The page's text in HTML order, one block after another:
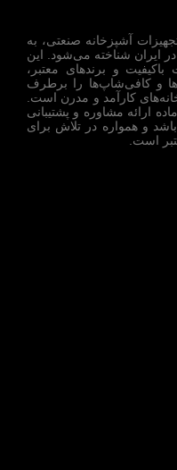
آشپزخانه صنعتی، به
در ایران شناخته می‌شود. این
باکیفیت و برندهای معتبر،
و کافی‌شاپ‌ها را برطرف
کارآمد و مدرن است.
ارائه مشاوره و پشتیبانی
و همواره در تلاش برای
است.